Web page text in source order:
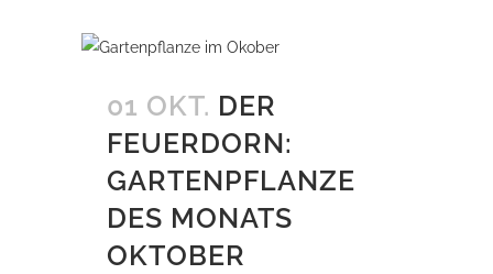
01 OKT. DER
FEUERDORN:
GARTENPFLANZE
DES MONATS
OKTOBER